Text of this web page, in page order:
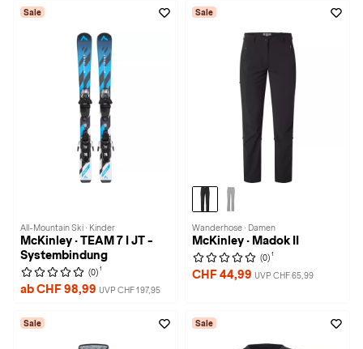
Sale
All-Mountain Ski · Kinder
McKinley · TEAM 7 I JT -
Systembindung
(0) 1
ab CHF 98,99 UVP CHF 197,95
Sale
Wanderhose · Damen
McKinley · Madok II
(0) 1
CHF 44,99 UVP CHF 65,99
Sale Sale